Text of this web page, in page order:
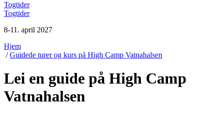
Togtider
Togtider
8-11. april 2027
Hjem
/ Guidede turer og kurs på High Camp Vatnahalsen
Lei en guide på High Camp
Vatnahalsen